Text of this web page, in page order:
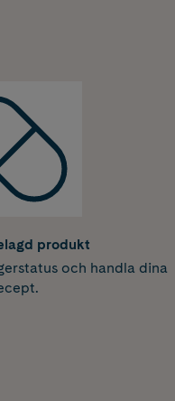
produkt
och handla dina